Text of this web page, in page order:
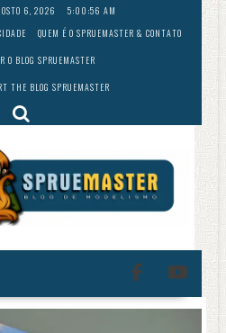
6, 2026
5:00:57 AM
QUEM É O SPRUEMASTER & CONTATO
O BLOG SPRUEMASTER
THE BLOG SPRUEMASTER